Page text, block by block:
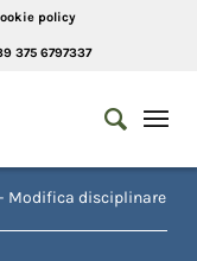
policy
375 6797337
Modifica disciplinare